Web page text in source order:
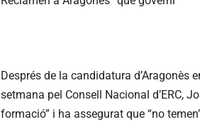
Després de la candidatura d’Aragonès
setmana pel Consell Nacional d’ERC,
formació” i ha assegurat que “no